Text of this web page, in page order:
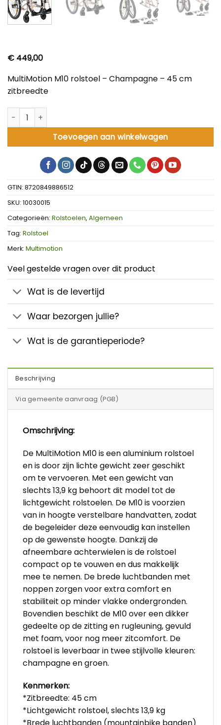
€ 449,00
MultiMotion M10 rolstoel – Champagne – 45 cm
zitbreedte
MultiMotion M10 rolstoel - Champagne - 45 cm zitbreedte
Toevoegen aan winkelwagen
GTIN: 8720849886512
SKU: 10030015
Categorieën: Rolstoelen, Algemeen
Tag: Rolstoel
Merk: Multimotion
Veel gestelde vragen over dit product
Wat is de levertijd
Waar bezorgen jullie?
Wat is de garantieperiode?
Beschrijving
Via gemeente aanvraag (PGB)
Omschrijving:
De MultiMotion M10 is een aluminium rolstoel
en is door zijn lichte gewicht zeer geschikt
om te vervoeren. Met een gewicht van
slechts 13,9 kg behoort dit model tot de
lichtgewicht rolstoelen. De M10 is voorzien
van in hoogte verstelbare handvatten, zodat
de begeleider deze eenvoudig kan instellen
op de gewenste hoogte. Dankzij de
afneembare achterwielen is de rolstoel
compact op te vouwen en dus makkelijk
mee te nemen. De brede luchtbanden met
noppen zorgen voor extra comfort en
stabiliteit op minder vlakke ondergronden.
Bovendien beschikt de M10 over een dikker
gedeelte op de zitting en rugleuning, gevuld
met foam, voor nog meer zitcomfort. De
rolstoel is leverbaar in twee stijlvolle kleuren:
champagne en groen.
Kenmerken:
*Zitbreedte: 45 cm
*Lichtgewicht rolstoel, slechts 13,9 kg
*Brede luchtbanden (mountainbike banden)